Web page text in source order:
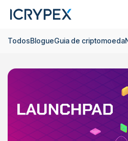
Entrar
Ganhar
Empresa
Pesquisar
Ajuda
TodosBlogueGuia de criptomoeda